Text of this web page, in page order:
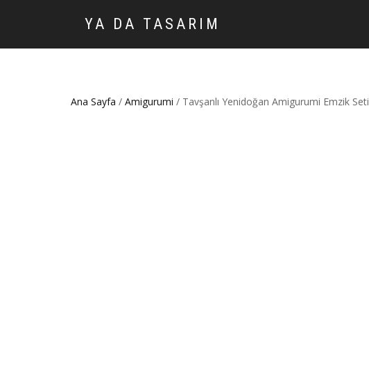
YA DA TASARIM
Ana Sayfa / Amigurumi / Tavşanlı Yenidoğan Amigurumi Emzik Seti